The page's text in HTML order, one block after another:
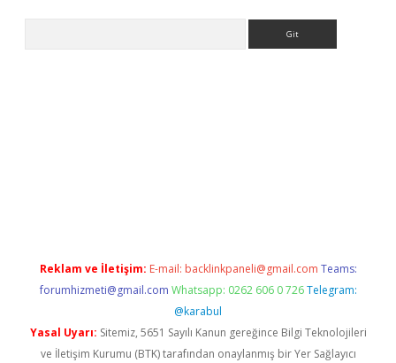
Reklam ve İletişim: E-mail: backlinkpaneli@gmail.com Teams:
forumhizmeti@gmail.com Whatsapp: 0262 606 0 726 Telegram:
@karabul
Yasal Uyarı: Sitemiz, 5651 Sayılı Kanun gereğince Bilgi Teknolojileri
ve İletişim Kurumu (BTK) tarafından onaylanmış bir Yer Sağlayıcı